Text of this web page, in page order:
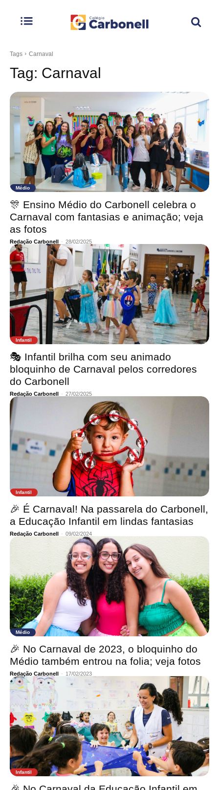
Tags Carnaval
Tag: Carnaval
Médio
🎊 Ensino Médio do Carbonell celebra o
Carnaval com fantasias e animação; veja
as fotos
Redação Carbonell - 28/02/2025
Infantil
🎭 Infantil brilha com seu animado
bloquinho de Carnaval pelos corredores
do Carbonell
Redação Carbonell - 27/02/2025
Infantil
🎉 É Carnaval! Na passarela do Carbonell,
a Educação Infantil em lindas fantasias
Redação Carbonell - 09/02/2024
Médio
🎉 No Carnaval de 2023, o bloquinho do
Médio também entrou na folia; veja fotos
Redação Carbonell - 17/02/2023
Infantil